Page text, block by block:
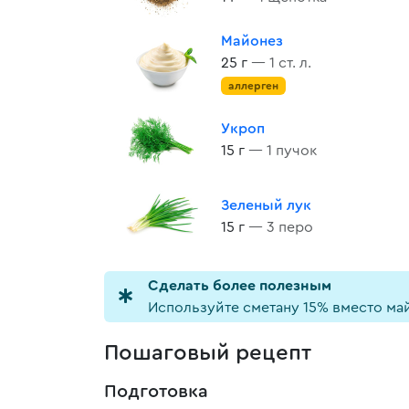
Майонез
25 г — 1 ст. л.
аллерген
Укроп
15 г — 1 пучок
Зеленый лук
15 г — 3 перо
Cделать более полезным
Используйте сметану 15% вместо
Пошаговый рецепт
Подготовка